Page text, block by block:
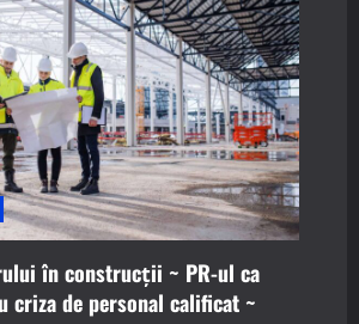
în construcții ~ PR-ul ca
criza de personal calificat ~